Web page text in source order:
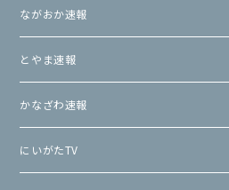
ながおか速報
とやま速報
かなざわ速報
にいがたTV